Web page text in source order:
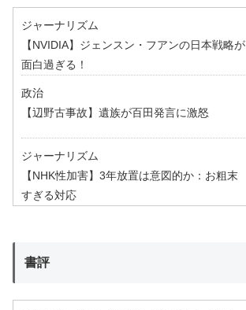
ジャーナリズム
【NVIDIA】ジェンスン・フアンの日本戦略が
面白過ぎる！
政治
【辺野古事故】遺族が百田発言に激怒
ジャーナリズム
【NHK性加害】3年放置は意図的か：お粗末
すぎる対応
書評